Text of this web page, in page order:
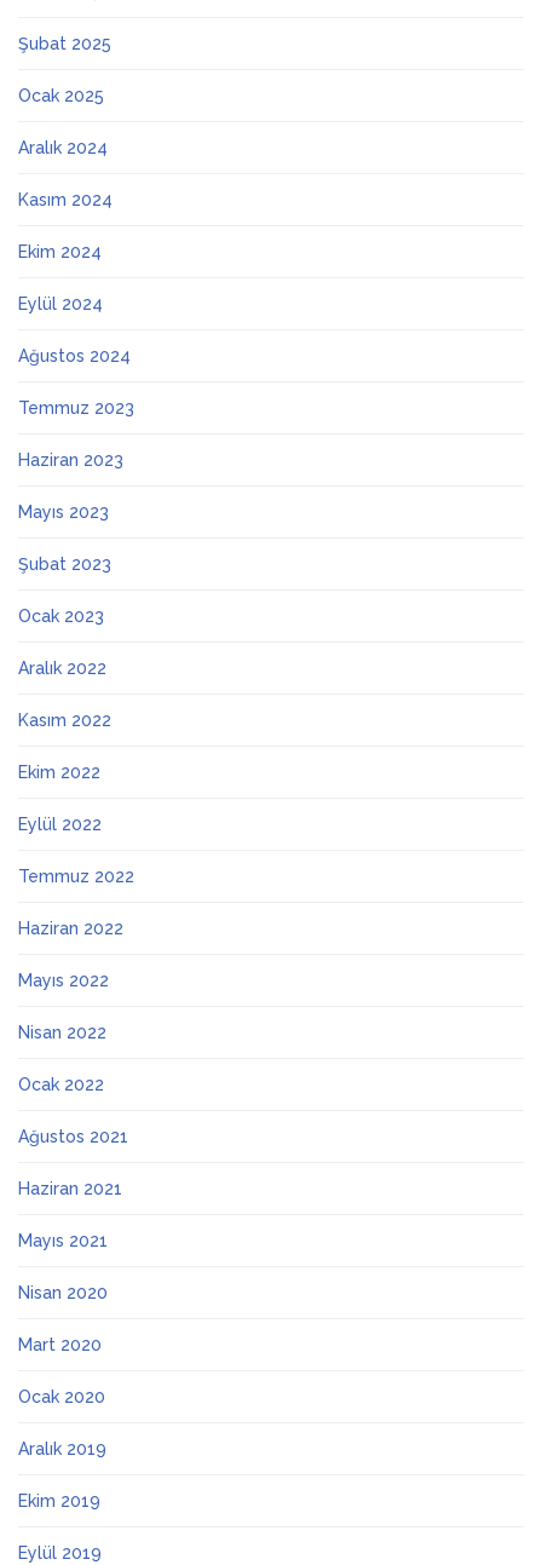
Şubat 2025
Ocak 2025
Aralık 2024
Kasım 2024
Ekim 2024
Eylül 2024
Ağustos 2024
Temmuz 2023
Haziran 2023
Mayıs 2023
Şubat 2023
Ocak 2023
Aralık 2022
Kasım 2022
Ekim 2022
Eylül 2022
Temmuz 2022
Haziran 2022
Mayıs 2022
Nisan 2022
Ocak 2022
Ağustos 2021
Haziran 2021
Mayıs 2021
Nisan 2020
Mart 2020
Ocak 2020
Aralık 2019
Ekim 2019
Eylül 2019